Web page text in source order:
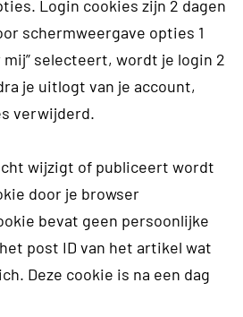
Login cookies zijn 2 dagen
schermweergave opties 1
mij” selecteert, wordt je login 2
je uitlogt van je account,
verwijderd.
wijzigt of publiceert wordt
door je browser
bevat geen persoonlijke
post ID van het artikel wat
Deze cookie is na een dag